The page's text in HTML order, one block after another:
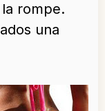
rompe.
una